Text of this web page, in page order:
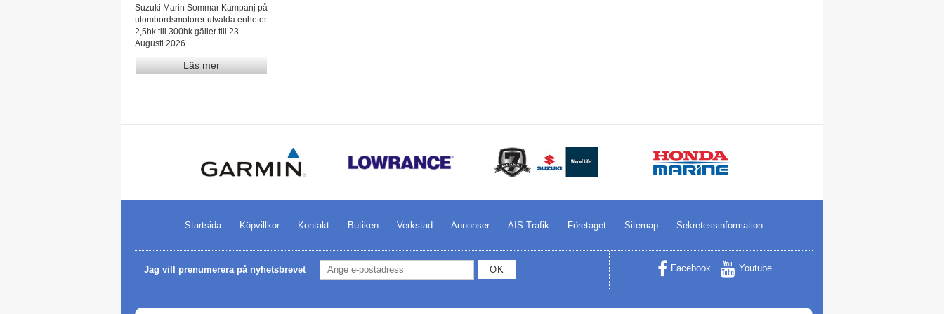
Suzuki Marin Sommar Kampanj på
utombordsmotorer utvalda enheter
2,5hk till 300hk gäller till 23
Augusti 2026.
Läs mer
Startsida Köpvillkor Kontakt Butiken Verkstad Annonser AIS Trafik Företaget Sitemap Sekretessinformation
Jag vill prenumerera på nyhetsbrevet OK Facebook Youtube